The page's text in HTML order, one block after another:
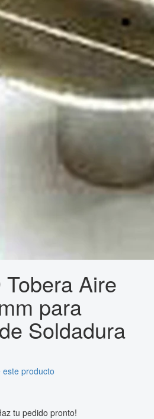
Aire
para
Soldadura
producto
tu pedido pronto!